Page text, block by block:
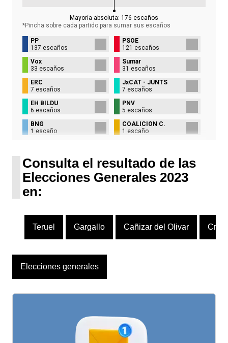
Mayoría absoluta: 176 escaños
*Pincha sobre cada partido para sumar sus escaños
PP
137 escaños
PSOE
121 escaños
Vox
33 escaños
Sumar
31 escaños
ERC
7 escaños
JxCAT - JUNTS
7 escaños
EH BILDU
6 escaños
PNV
5 escaños
BNG
1 escaño
COALICIÓN C.
1 escaño
Consulta el resultado de las
Elecciones Generales 2023
en:
Teruel Gargallo Cañizar del Olivar
Elecciones generales